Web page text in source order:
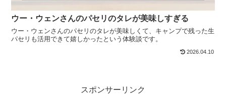
ウー・ウェンさんのパセリのタレが美味しすぎる
ウー・ウェンさんのパセリのタレが美味しくて、キャンプで残った生
パセリも活用できて嬉しかったという体験談です。
2026.04.10
スポンサーリンク